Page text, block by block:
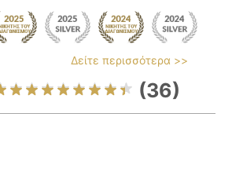
Δείτε περισσότερα >>
(36)